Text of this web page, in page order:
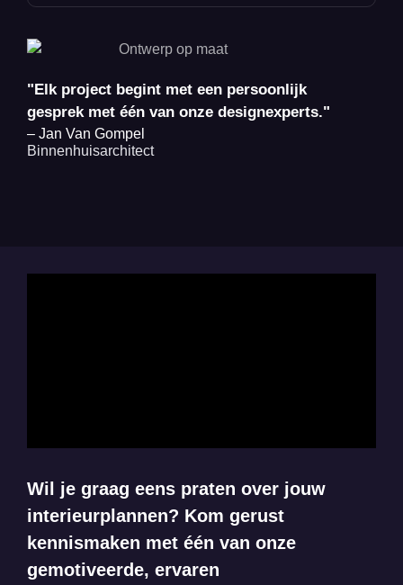
"Elk project begint met een persoonlijk
gesprek met één van onze designexperts."
– Jan Van Gompel
Binnenhuisarchitect
Wil je graag eens praten over jouw
interieurplannen? Kom gerust
kennismaken met één van onze
gemotiveerde, ervaren